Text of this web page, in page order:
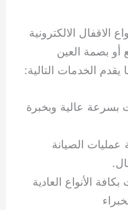
الالكترونية
أو بصمة العين
يقدم الخدمات التالية:
بسرعة عالية وبخبرة
الصيانة
الأنواع العادية